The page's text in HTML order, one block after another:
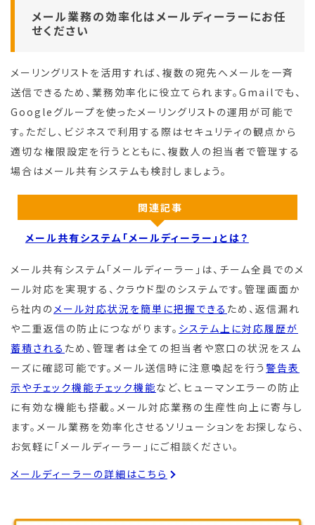
メール業務の効率化はメールディーラーにお任
せください
メーリングリストを活用すれば、複数の宛先へメールを一斉
送信できるため、業務効率化に役立てられます。Gmailでも、
Googleグループを使ったメーリングリストの運用が可能で
す。ただし、ビジネスで利用する際はセキュリティの観点から
適切な権限設定を行うとともに、複数人の担当者で管理する
場合はメール共有システムも検討しましょう。
関連記事
メール共有システム「メールディーラー」とは？
メール共有システム「メールディーラー」は、チーム全員でのメ
ール対応を実現する、クラウド型のシステムです。管理画面か
ら社内の メール対応状況を簡単に把握できる ため、返信漏れ
や二重返信の防止につながります。 システム上に対応履歴が
蓄積される ため、管理者は全ての担当者や窓口の状況をスム
ーズに確認可能です。メール送信時に注意喚起を行う 警告表
示やチェック機能チェック機能など、ヒューマンエラーの防止
に有効な機能も搭載。メール対応業務の生産性向上に寄与し
ます。メール業務を効率化させるソリューションをお探しなら、
お気軽に「メールディーラー」にご相談ください。
メールディーラーの詳細はこちら